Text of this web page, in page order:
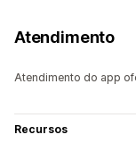
Atendimento
Atendimento do app
Recursos